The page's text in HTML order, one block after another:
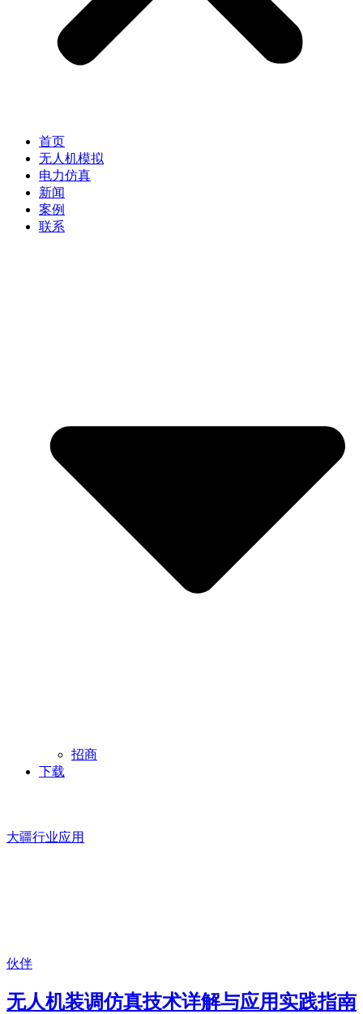
首页
无人机模拟
电力仿真
新闻
案例
联系
招商
下载
大疆行业应用
伙伴
无人机装调仿真技术详解与应用实践指南